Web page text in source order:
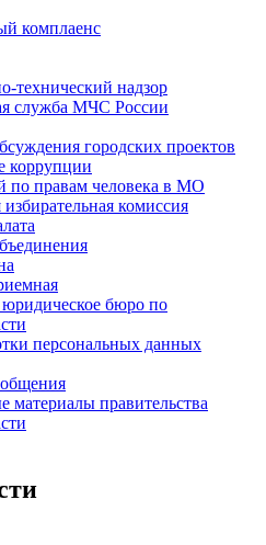
комплаенс
технический надзор
служба МЧС России
городских проектов
коррупции
по правам человека в МО
комиссия
юридическое бюро по
персональных данных
правительства